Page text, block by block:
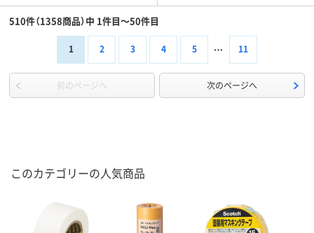
510件（1358商品）中 1件目～50件目
1 2 3 4 5 11
前のページへ 次のページへ
このカテゴリーの人気商品